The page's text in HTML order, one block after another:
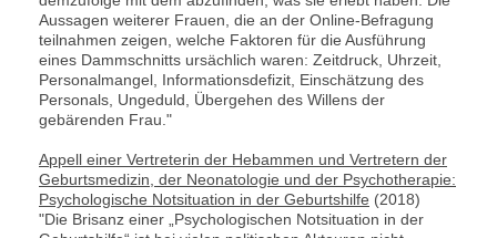
Aussagen weiterer Frauen, die an der Online-Befragung
teilnahmen zeigen, welche Faktoren für die Ausführung
eines Dammschnitts ursächlich waren: Zeitdruck, Uhrzeit,
Personalmangel, Informationsdefizit, Einschätzung des
Personals, Ungeduld, Übergehen des Willens der
gebärenden Frau."
Appell einer Vertreterin der Hebammen und Vertretern der
Geburtsmedizin, der Neonatologie und der Psychotherapie:
Psychologische Notsituation in der Geburtshilfe (2018)
"Die Brisanz einer „Psychologischen Notsituation in der